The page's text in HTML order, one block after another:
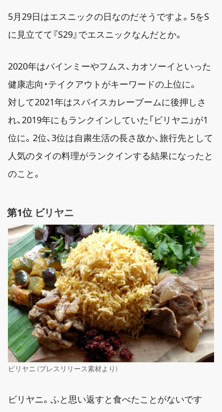
5月29日はエスニックの日なのだそうですよ。5をS
に見立てて『S29』でエスニックなんだとか。
2020年はバインミーやフムス、カオソーイといった
健康志向・テイクアウトがキーワードの上位に。
対して2021年はスパイスカレーブームに後押しさ
れ、2019年にもランクインしていた「ビリヤニ」が1
位に。2位、3位は自粛生活の長さ故か、旅行先として
人気のタイの料理がランクインする結果になったと
のこと。
第1位 ビリヤニ
ビリヤニ (プレスリリース素材より)
ビリヤニ。ふと思い返すと食べたことがないです